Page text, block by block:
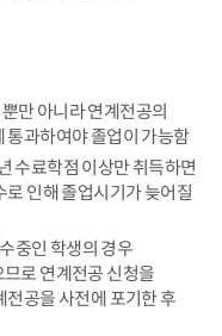
만 아니라 연계전공의
통과하여야 졸업이 가능함
수료학점 이상만 취득하면
인해 졸업시기가 늦어질
중인 학생의 경우
로 연계전공 신청을
공을 사전에 포기한 후